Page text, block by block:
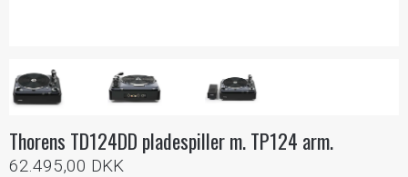
Thorens TD124DD pladespiller m. TP124 arm.
62.495,00 DKK